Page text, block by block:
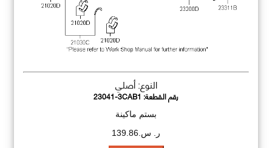
النوع: أصلي
رقم القطعة:23041-3CAB1
بستم ماكينة
ر. س.139.86